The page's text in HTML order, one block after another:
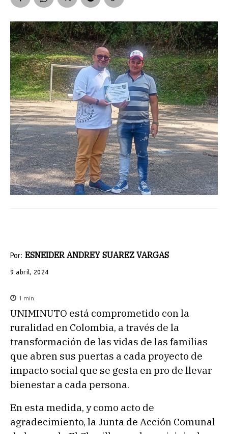
Por: ESNEIDER ANDREY SUAREZ VARGAS
9 abril, 2024
1 min.
UNIMINUTO está comprometido con la
ruralidad en Colombia, a través de la
transformación de las vidas de las familias
que abren sus puertas a cada proyecto de
impacto social que se gesta en pro de llevar
bienestar a cada persona.
En esta medida, y como acto de
agradecimiento, la Junta de Acción Comunal